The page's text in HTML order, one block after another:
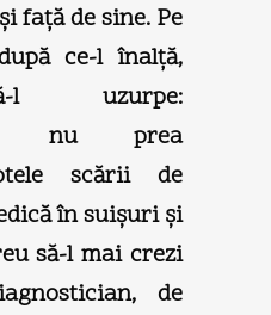
faţă de sine. Pe
ce-l înalţă,
l uzurpe:
nu prea
scării de
în suişuri şi
să-l mai crezi
de